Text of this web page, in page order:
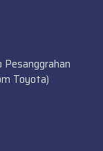
Pesanggrahan
Toyota)